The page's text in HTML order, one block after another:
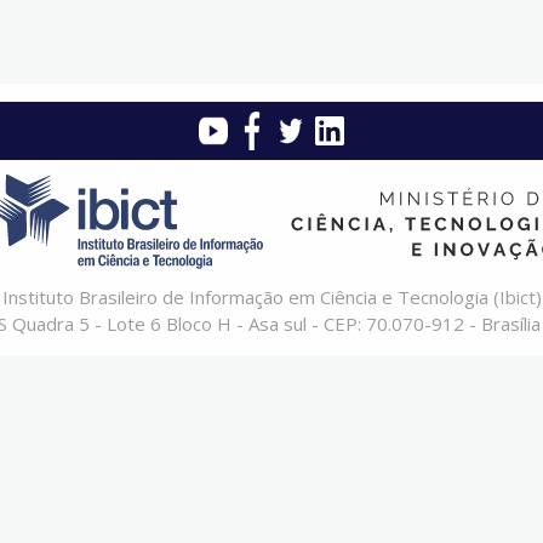
Instituto Brasileiro de Informação em Ciência e Tecnologia (Ibict)
Quadra 5 - Lote 6 Bloco H - Asa sul - CEP: 70.070-912 -